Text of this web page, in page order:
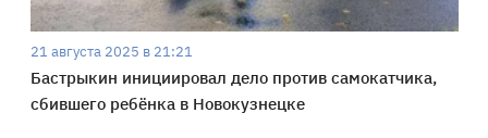
21 августа 2025 в 21:21
Бастрыкин инициировал дело против самокатчика,
сбившего ребёнка в Новокузнецке